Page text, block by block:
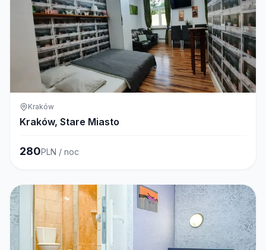
Kraków
Kraków, Stare Miasto
280PLN / noc